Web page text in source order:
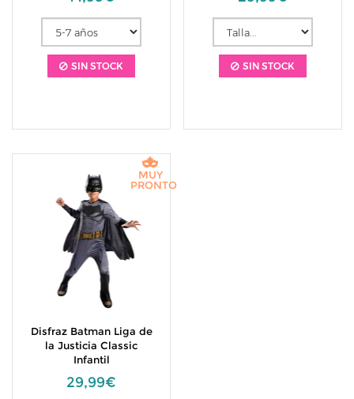
SIN STOCK SIN STOCK
Disfraz Batman Liga de
la Justicia Classic
Infantil
29,99€
MUY
PRONTO